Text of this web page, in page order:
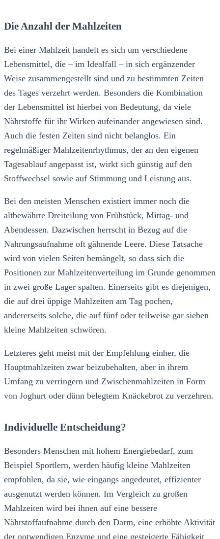
Die Anzahl der Mahlzeiten
Bei einer Mahlzeit handelt es sich um verschiedene
Lebensmittel, die – im Idealfall – in sich ergänzender
Weise zusammengestellt sind und zu bestimmten Zeiten
des Tages verzehrt werden. Besonders die Kombination
der Lebensmittel ist hierbei von Bedeutung, da viele
Nährstoffe für ihr Wirken aufeinander angewiesen sind.
Auch die festen Zeiten sind nicht belanglos. Ein
regelmäßiger Mahlzeitenrhythmus, der an den eigenen
Tagesablauf angepasst ist, wirkt sich günstig auf den
Stoffwechsel sowie auf Stimmung und Leistung aus.
Bei den meisten Menschen existiert immer noch die
altbewährte Dreiteilung von Frühstück, Mittag- und
Abendessen. Dazwischen herrscht in Bezug auf die
Nahrungsaufnahme oft gähnende Leere. Diese Tatsache
wird von vielen Seiten bemängelt, so dass sich die
Positionen zur Mahlzeitenverteilung im Grunde genommen
in zwei große Lager spalten. Einerseits gibt es diejenigen,
die auf drei üppige Mahlzeiten am Tag pochen,
andererseits solche, die auf fünf oder teilweise gar sieben
kleine Mahlzeiten schwören.
Letzteres geht meist mit der Empfehlung einher, die
Hauptmahlzeiten zwar beizubehalten, aber in ihrem
Umfang zu verringern und Zwischenmahlzeiten in Form
von Joghurt oder dünn belegtem Knäckebrot zu verzehren.
Individuelle Entscheidung?
Besonders Menschen mit hohem Energiebedarf, zum
Beispiel Sportlern, werden häufig kleine Mahlzeiten
empfohlen, da sie, wie eingangs angedeutet, effizienter
ausgenutzt werden können. Im Vergleich zu großen
Mahlzeiten wird bei ihnen auf eine bessere
Nährstoffaufnahme durch den Darm, eine erhöhte Aktivität
der notwendigen Enzyme und eine gesteigerte Fähigkeit